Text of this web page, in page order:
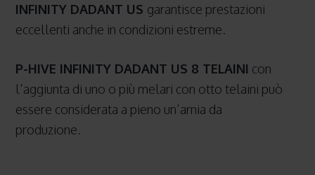
INFINITY DADANT US garantisce prestazioni
eccellenti anche in condizioni estreme.
P-HIVE INFINITY DADANT US 8 TELAINI con
l’aggiunta di uno o più melari con otto telaini può
essere considerata a pieno un’arnia da
produzione.